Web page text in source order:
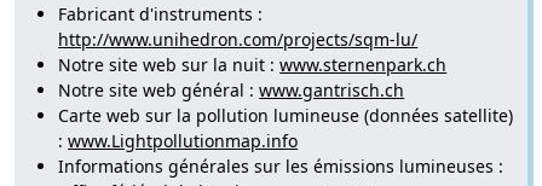
Fabricant d'instruments :
http://www.unihedron.com/projects/sqm-lu/
Notre site web sur la nuit :www.sternenpark.ch
Notre site web général :www.gantrisch.ch
Carte web sur la pollution lumineuse (données satellite)
:www.Lightpollutionmap.info
Informations générales sur les émissions lumineuses :